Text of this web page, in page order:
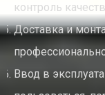
контроль
Доставка и
Ввод в